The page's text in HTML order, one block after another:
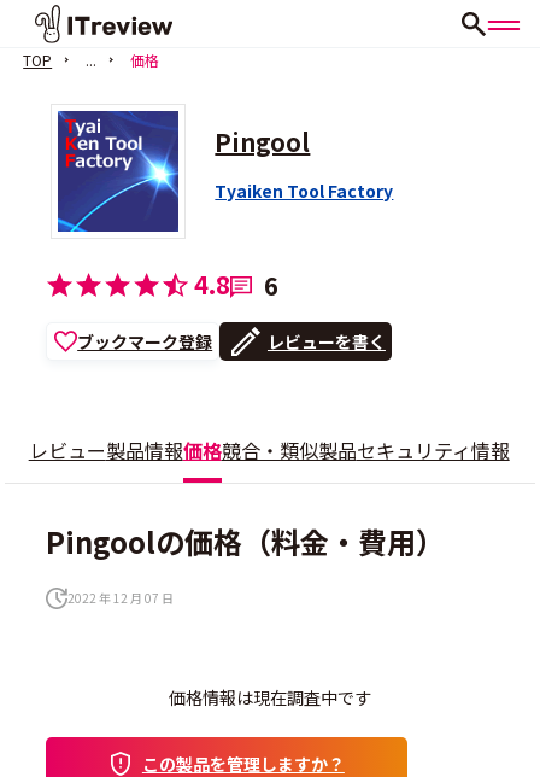
TOP ... 価格
Pingool
Tyaiken Tool Factory
4.8 6
ブックマーク登録 レビューを書く
レビュー製品情報価格競合・類似製品セキュリティ情報
Pingoolの価格（料金・費用）
2022 年 12 月 07 日
価格情報は現在調査中です
この製品を管理しますか？